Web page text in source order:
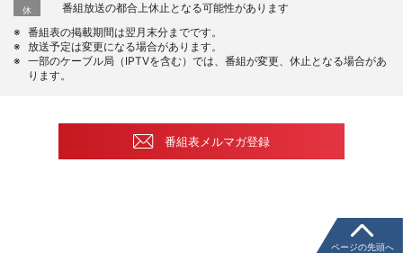
休
番組放送の都合上休止となる可能性があります
番組表の掲載期間は翌月末分までです。
放送予定は変更になる場合があります。
一部のケーブル局（IPTVを含む）では、番組が変更、休止となる場合があ
ります。
番組表メルマガ登録
ページの先頭へ